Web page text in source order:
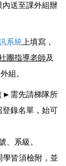
送至課外組辦
系統 上填寫，
團指導老師及
組。
►需先請梯隊所
登錄名單，始可
、系級。
學皆須檢附，並